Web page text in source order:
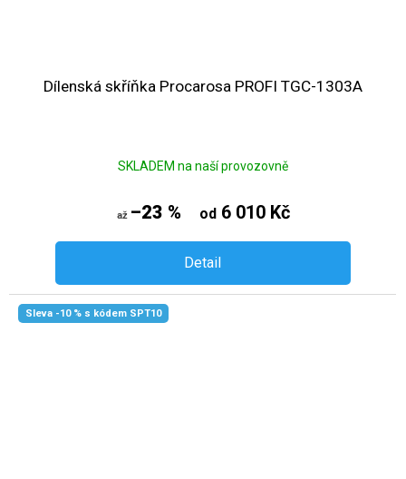
Dílenská skříňka Procarosa PROFI TGC-1303A
SKLADEM na naší provozovně
až –23 % od6 010 Kč
Detail
Sleva -10 % s kódem SPT10